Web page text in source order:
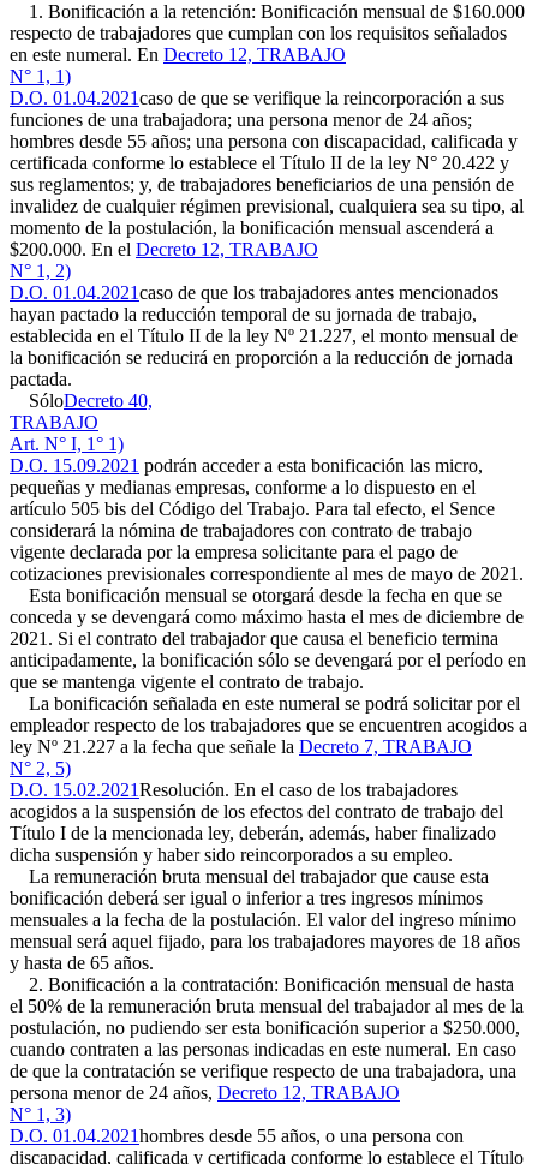
1. Bonificación a la retención: Bonificación mensual de $160.000
respecto de trabajadores que cumplan con los requisitos señalados
en este numeral. En Decreto 12, TRABAJO
N° 1, 1)
D.O. 01.04.2021caso de que se verifique la reincorporación a sus
funciones de una trabajadora; una persona menor de 24 años;
hombres desde 55 años; una persona con discapacidad, calificada y
certificada conforme lo establece el Título II de la ley N° 20.422 y
sus reglamentos; y, de trabajadores beneficiarios de una pensión de
invalidez de cualquier régimen previsional, cualquiera sea su tipo, al
momento de la postulación, la bonificación mensual ascenderá a
$200.000. En el Decreto 12, TRABAJO
N° 1, 2)
D.O. 01.04.2021caso de que los trabajadores antes mencionados
hayan pactado la reducción temporal de su jornada de trabajo,
establecida en el Título II de la ley Nº 21.227, el monto mensual de
la bonificación se reducirá en proporción a la reducción de jornada
pactada.
SóloDecreto 40,
TRABAJO
Art. N° I, 1° 1)
D.O. 15.09.2021 podrán acceder a esta bonificación las micro,
pequeñas y medianas empresas, conforme a lo dispuesto en el
artículo 505 bis del Código del Trabajo. Para tal efecto, el Sence
considerará la nómina de trabajadores con contrato de trabajo
vigente declarada por la empresa solicitante para el pago de
cotizaciones previsionales correspondiente al mes de mayo de 2021.
Esta bonificación mensual se otorgará desde la fecha en que se
conceda y se devengará como máximo hasta el mes de diciembre de
2021. Si el contrato del trabajador que causa el beneficio termina
anticipadamente, la bonificación sólo se devengará por el período en
que se mantenga vigente el contrato de trabajo.
La bonificación señalada en este numeral se podrá solicitar por el
empleador respecto de los trabajadores que se encuentren acogidos a
ley Nº 21.227 a la fecha que señale la Decreto 7, TRABAJO
N° 2, 5)
D.O. 15.02.2021Resolución. En el caso de los trabajadores
acogidos a la suspensión de los efectos del contrato de trabajo del
Título I de la mencionada ley, deberán, además, haber finalizado
dicha suspensión y haber sido reincorporados a su empleo.
La remuneración bruta mensual del trabajador que cause esta
bonificación deberá ser igual o inferior a tres ingresos mínimos
mensuales a la fecha de la postulación. El valor del ingreso mínimo
mensual será aquel fijado, para los trabajadores mayores de 18 años
y hasta de 65 años.
2. Bonificación a la contratación: Bonificación mensual de hasta
el 50% de la remuneración bruta mensual del trabajador al mes de la
postulación, no pudiendo ser esta bonificación superior a $250.000,
cuando contraten a las personas indicadas en este numeral. En caso
de que la contratación se verifique respecto de una trabajadora, una
persona menor de 24 años, Decreto 12, TRABAJO
N° 1, 3)
D.O. 01.04.2021hombres desde 55 años, o una persona con
discapacidad, calificada y certificada conforme lo establece el Título